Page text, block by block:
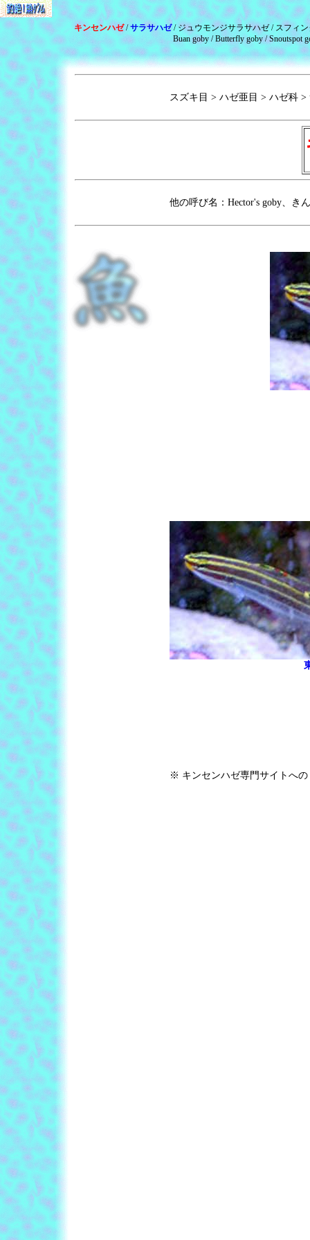
キンセンハゼ/サラサハゼ/ ジュウモンジサラサハゼ / スフィ
Buan goby / Butterfly goby / Snoutspot
スズキ目 > ハゼ亜目 > ハゼ科 >
他の呼び名：Hector's goby、き
※ キンセンハゼ専門サイトへの